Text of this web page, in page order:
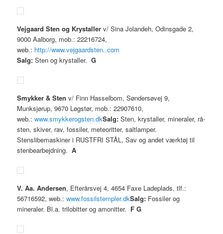
Vejgaard Sten og Krystaller v/ Sina Jolandeh, Odinsgade 2,
9000 Aalborg, mob.: 22216724,
web.: http://www.vejgaardsten..com
Salg: Sten og krystaller.G
Smykker & Sten v/ Finn Hasselbom, Søndersøvej 9,
Munksjørup, 9670 Løgstør, mob.: 22907610,
web.:www.smykkerogsten.dkSalg:Sten, krystaller, mineraler, rå-
sten, skiver, rav, fossiler, meteoritter, saltlamper.
Stenslibemaskiner i RUSTFRI STÅL, Sav og andet værktøj til
stenbearbejdning.A
V. Aa. Andersen, Efterårsvej 4, 4654 Faxe Ladeplads, tlf.:
56716592, web.:www.fossilstempler.dkSalg: Fossiler og
mineraler. Bl.a. trilobitter og amonitter. FG